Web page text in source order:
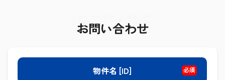
ESTATE
お問い合わせ
物件名 [ID] 必須